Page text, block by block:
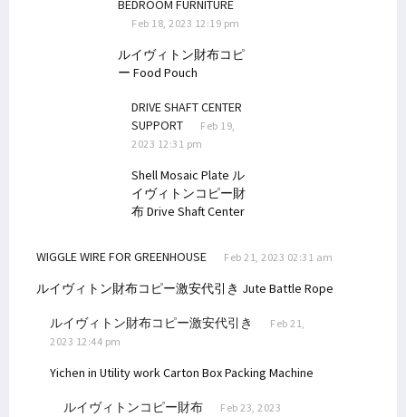
BEDROOM FURNITURE
Feb 18, 2023 12:19 pm
ルイヴィトン財布コピ
ー Food Pouch
DRIVE SHAFT CENTER
SUPPORT
Feb 19,
2023 12:31 pm
Shell Mosaic Plate ル
イヴィトンコピー財
布Drive Shaft Center
WIGGLE WIRE FOR GREENHOUSE Feb 21, 2023 02:31 am
ルイヴィトン財布コピー激安代引き Jute Battle Rope
ルイヴィトン財布コピー激安代引き
Feb 21,
2023 12:44 pm
Yichen in Utility workCarton Box Packing Machine
ルイヴィトンコピー財布
Feb 23, 2023